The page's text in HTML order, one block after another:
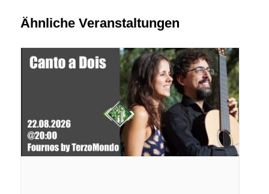
Ähnliche Veranstaltungen